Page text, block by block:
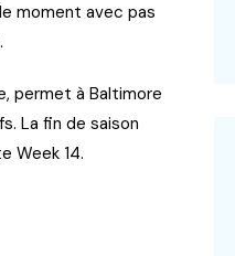
moment avec pas
permet à Baltimore
La fin de saison
Week 14.